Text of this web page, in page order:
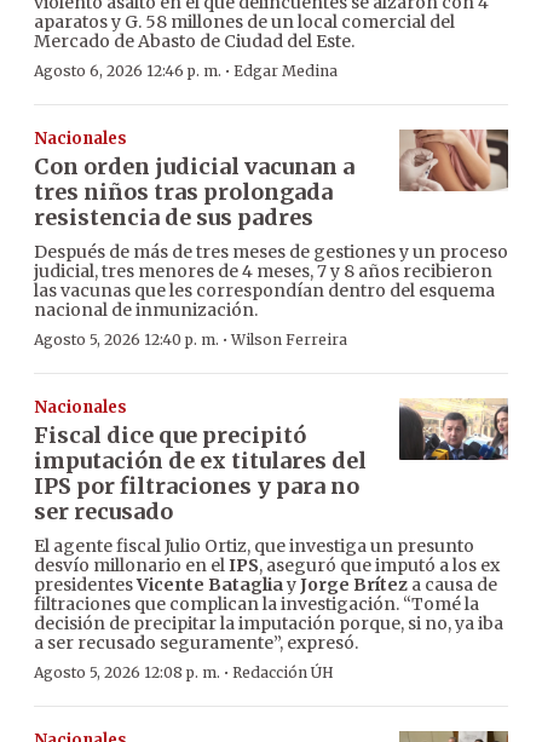
aparatos y G. 58 millones de un local comercial del
Mercado de Abasto de Ciudad del Este.
Agosto 6, 2026 12:46 p. m. · Edgar Medina
Nacionales
Con orden judicial vacunan a
tres niños tras prolongada
resistencia de sus padres
Después de más de tres meses de gestiones y un proceso
judicial, tres menores de 4 meses, 7 y 8 años recibieron
las vacunas que les correspondían dentro del esquema
nacional de inmunización.
Agosto 5, 2026 12:40 p. m. ·Wilson Ferreira
Nacionales
Fiscal dice que precipitó
imputación de ex titulares del
IPS por filtraciones y para no
ser recusado
El agente fiscal Julio Ortiz, que investiga un presunto
desvío millonario en elIPS, aseguró que imputó a los ex
presidentesVicente BatagliayJorge Brítez a causa de
filtraciones que complican la investigación. “Tomé la
decisión de precipitar la imputación porque, si no, ya iba
a ser recusado seguramente”, expresó.
Agosto 5, 2026 12:08 p. m. · Redacción ÚH